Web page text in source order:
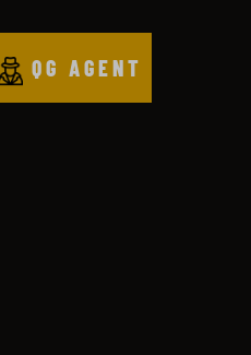
QG AGENT